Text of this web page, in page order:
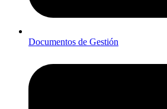
Documentos de Gestión